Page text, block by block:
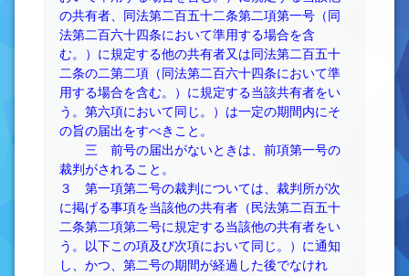
の共有者、同法第二百五十二条第二項第一号（同
法第二百六十四条において準用する場合を含
む。）に規定する他の共有者又は同法第二百五十
二条の二第二項（同法第二百六十四条において準
用する場合を含む。）に規定する当該共有者をい
う。第六項において同じ。）は一定の期間内にそ
の旨の届出をすべきこと。
三 前号の届出がないときは、前項第一号の
裁判がされること。
３ 第一項第二号の裁判については、裁判所が次
に掲げる事項を当該他の共有者（民法第二百五十
二条第二項第二号に規定する当該他の共有者をい
う。以下この項及び次項において同じ。）に通知
し、かつ、第二号の期間が経過した後でなけれ